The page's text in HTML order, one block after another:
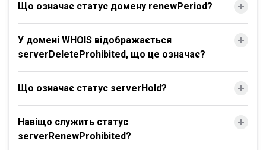
Що означає статус домену renewPeriod?
У домені WHOIS відображається
serverDeleteProhibited, що це означає?
Що означає статус serverHold?
Навіщо служить статус
serverRenewProhibited?